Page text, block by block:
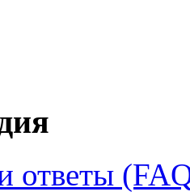
ответы